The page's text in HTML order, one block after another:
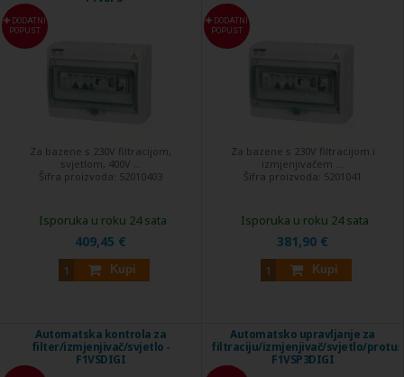
DODATNI
POPUST
Za bazene s 230V filtracijom,
svjetlom, 400V ...
Šifra proizvoda: 52010403
409,45 €
Kupi
Isporuka u roku 24 sata
DODATNI
POPUST
Za bazene s 230V filtracijom i
izmjenjivačem ...
Šifra proizvoda: 5201041
381,90 €
Kupi
Isporuka u roku 24 sata
Automatska kontrola za
filter/izmjenjivač/svjetlo -
F1VSDIGI
Automatsko upravljanje za
filtraciju/izmjenjivač/svjetlo/
F1VSP3DIGI